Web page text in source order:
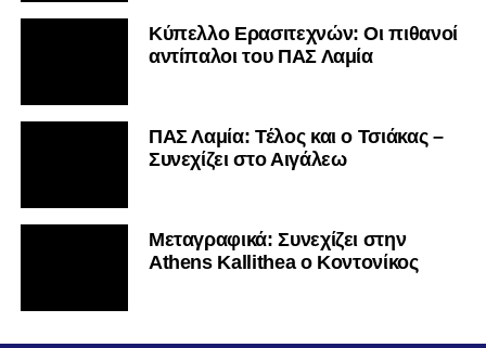
Κύπελλο Ερασιτεχνών: Οι πιθανοί
αντίπαλοι του ΠΑΣ Λαμία
ΠΑΣ Λαμία: Τέλος και ο Τσιάκας –
Συνεχίζει στο Αιγάλεω
Mεταγραφικά: Συνεχίζει στην
Athens Kallithea ο Κοντονίκος